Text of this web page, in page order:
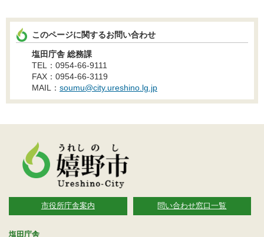
このページに関するお問い合わせ
塩田庁舎 総務課
TEL：0954-66-9111
FAX：0954-66-3119
MAIL： soumu@city.ureshino.lg.jp
市役所庁舎案内 問い合わせ窓口一覧
塩田庁舎